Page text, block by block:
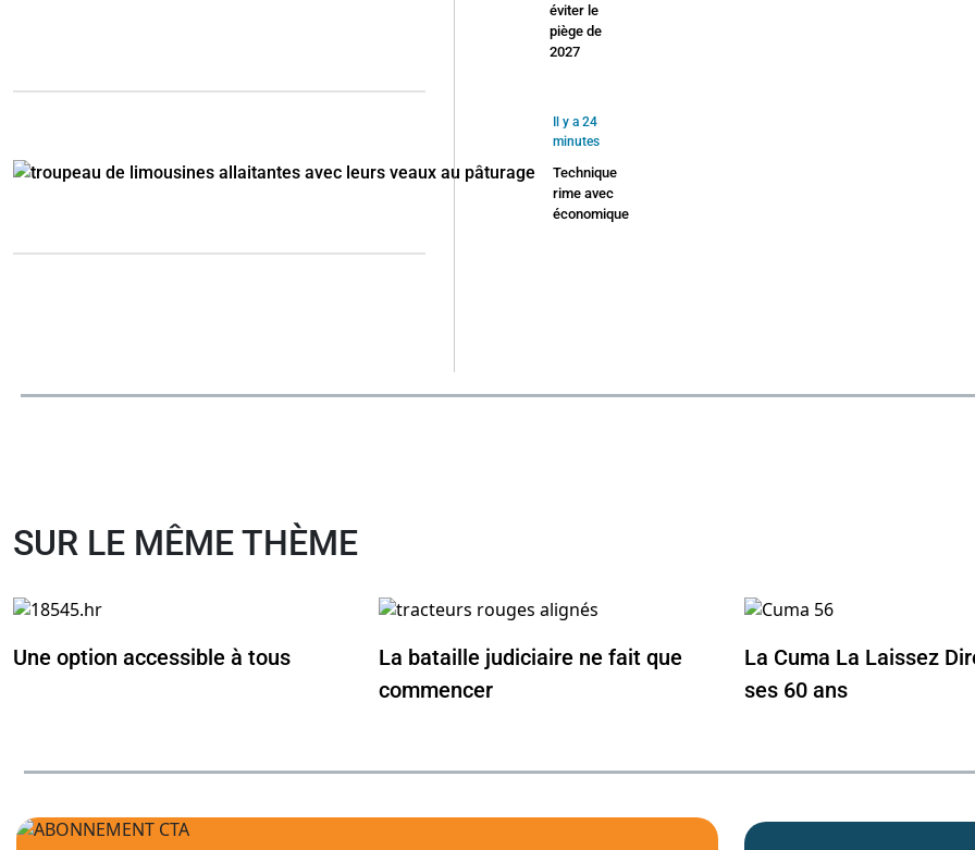
éviter le
piège de
2027
Il y a 24
minutes
Technique
rime avec
économique
SUR LE MÊME THÈME
Une option accessible à tous
La bataille judiciaire ne fait que
commencer
La Cuma La Laissez
ses 60 ans